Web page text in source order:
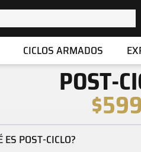
CICLOS ARMADOS
POST-
$599
ES POST-CICLO?